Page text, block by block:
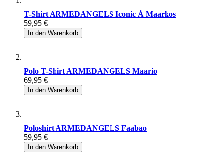
T-Shirt ARMEDANGELS Iconic Å Maarkos
59,95 €
In den Warenkorb
Polo T-Shirt ARMEDANGELS Maario
69,95 €
In den Warenkorb
Poloshirt ARMEDANGELS Faabao
59,95 €
In den Warenkorb